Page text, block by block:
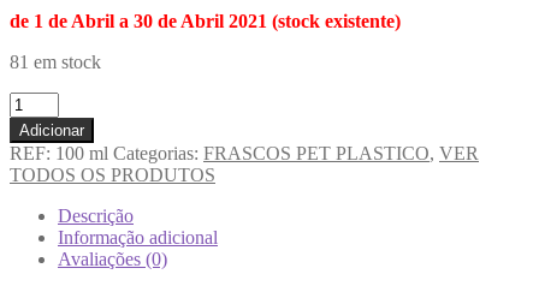
de 1 de Abril a 30 de Abril 2021 (stock existente)
81 em stock
Adicionar
REF: 100 ml Categorias: FRASCOS PET PLASTICO, VER
TODOS OS PRODUTOS
Descrição
Informação adicional
Avaliações (0)